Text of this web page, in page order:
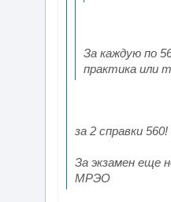
За каждую по
практика или
за 2 справки
За экзамен еще
МРЭО